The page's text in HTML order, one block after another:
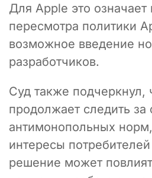
Для Apple это
пересмотра политики
возможное введение
разработчиков.
Суд также подчеркнул,
продолжает следить
антимонопольных
интересы
решение может